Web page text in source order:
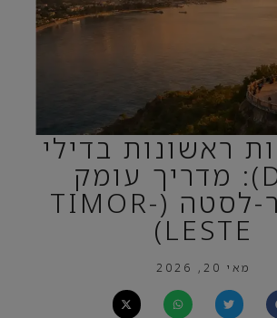
ראשונות בדילי
(DILI): מדריך עומק
לטימור-לסטה (TIMOR-
LESTE)
מאי 20, 2026